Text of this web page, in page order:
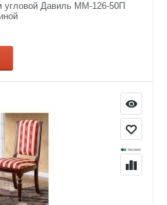
угловой Давиль ММ-126-50П